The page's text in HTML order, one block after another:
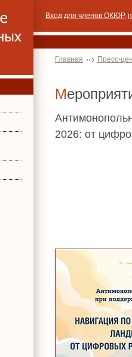
Вход для членов ОКЮР,
Главная Пресс-
2026: от